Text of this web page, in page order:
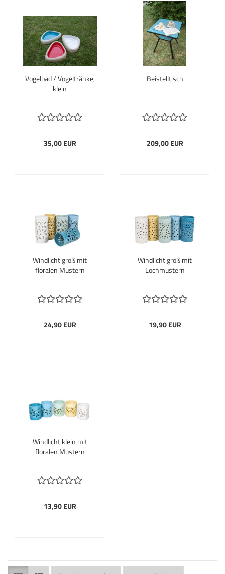
Vogelbad / Vogeltränke,
klein
35,00 EUR
Beistelltisch
209,00 EUR
Windlicht groß mit
floralen Mustern
24,90 EUR
Windlicht groß mit
Lochmustern
19,90 EUR
Windlicht klein mit
floralen Mustern
13,90 EUR